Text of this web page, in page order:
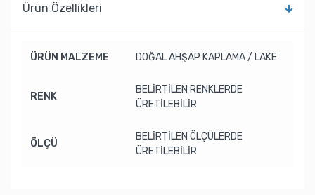
Ürün Özellikleri
ÜRÜN MALZEME DOĞAL AHŞAP KAPLAMA / LAKE
RENK
BELİRTİLEN RENKLERDE
ÜRETİLEBİLİR
ÖLÇÜ
BELİRTİLEN ÖLÇÜLERDE
ÜRETİLEBİLİR